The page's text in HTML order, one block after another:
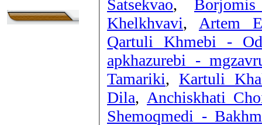
Satsekvao,
Khelkhvavi, Artem
Qartuli Khmebi -
apkhazurebi -
Tamariki, Kartuli
Dila, Anchiskhati
Shemoqmedi -